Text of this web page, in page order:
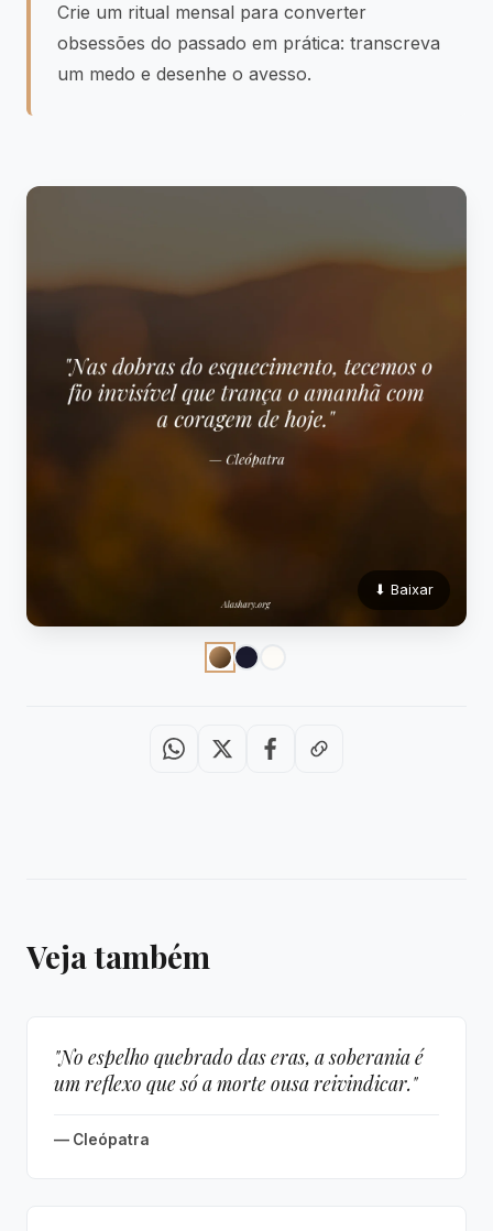
Crie um ritual mensal para converter
obsessões do passado em prática: transcreva
um medo e desenhe o avesso.
⬇ Baixar
Veja também
"No espelho quebrado das eras, a soberania é
um reflexo que só a morte ousa reivindicar."
— Cleópatra